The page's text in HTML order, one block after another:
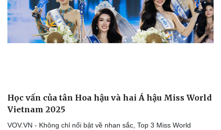
Cải chính
Học vấn của tân Hoa hậu và hai Á hậu Miss World
Vietnam 2025
VOV.VN - Không chỉ nổi bật về nhan sắc, Top 3 Miss World